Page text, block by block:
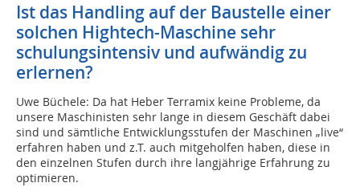
Ist das Handling auf der Baustelle einer
solchen Hightech-Maschine sehr
schulungsintensiv und aufwändig zu
erlernen?
Uwe Büchele: Da hat Heber Terramix keine Probleme, da
unsere Maschinisten sehr lange in diesem Geschäft dabei
sind und sämtliche Entwicklungsstufen der Maschinen „live“
erfahren haben und z.T. auch mitgeholfen haben, diese in
den einzelnen Stufen durch ihre langjährige Erfahrung zu
optimieren.